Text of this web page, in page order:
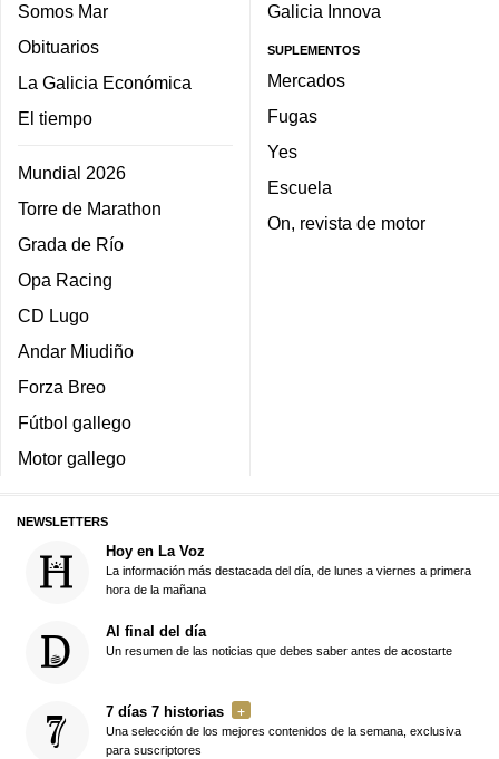
Somos Mar
Obituarios
La Galicia Económica
El tiempo
Mundial 2026
Torre de Marathon
Grada de Río
Opa Racing
CD Lugo
Andar Miudiño
Forza Breo
Fútbol gallego
Motor gallego
Galicia Innova
SUPLEMENTOS
Mercados
Fugas
Yes
Escuela
On, revista de motor
NEWSLETTERS
Hoy en La Voz
La información más destacada del día, de lunes a viernes a primera
hora de la mañana
Al final del día
Un resumen de las noticias que debes saber antes de acostarte
7 días 7 historias
Una selección de los mejores contenidos de la semana, exclusiva
para suscriptores